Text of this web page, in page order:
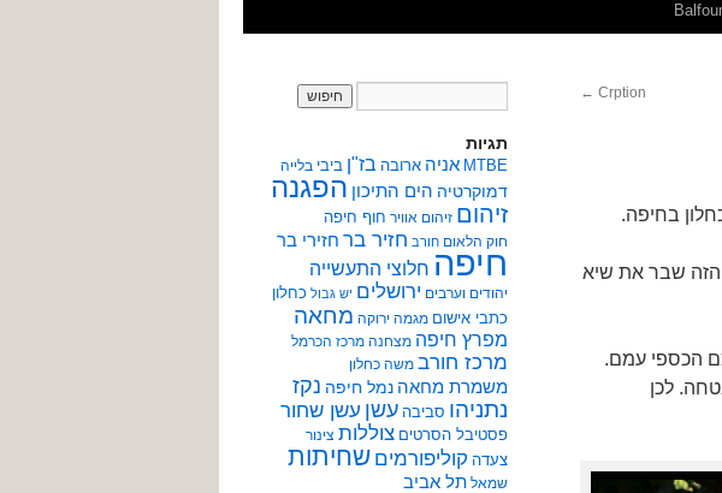
Balfour
Crption
←
בחיפה.
הזה שבר את שיא
הכספי עמם.
לכן
תגיות
MTBE אניה ארובה בז"ן ביבי בלייה
דמוקרטיה הים התיכון הפגנה
זיהום זיהום אוויר חוף חיפה
חוק הלאום חורב חזיר בר חזירי בר
חיפה חלוצי התעשייה
יהודים וערבים ירושלים יש גבול כחלון
כתבי אישום מגמה ירוקה מחאה
מפרץ חיפה מצחנה מרכז הכרמל
מרכז חורב משה כחלון
משמרת מחאה נמל חיפה נקז
נתניהו סביבה עשן עשן שחור
פסטיבל הסרטים צוללות צינור
צעדה קוליפורמים שחיתות
שמאל תל אביב